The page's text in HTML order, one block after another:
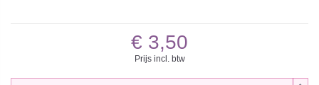
€ 3,50
Prijs incl. btw